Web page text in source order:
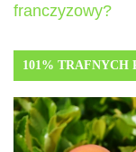
franczyzowy?
101% TRAFNYCH